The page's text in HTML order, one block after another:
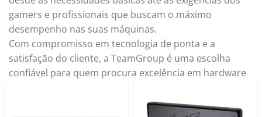
gamers e profissionais que buscam o máximo
desempenho nas suas máquinas.
Com compromisso em tecnologia de ponta e a
satisfação do cliente, a TeamGroup é uma escolha
confiável para quem procura excelência em hardware